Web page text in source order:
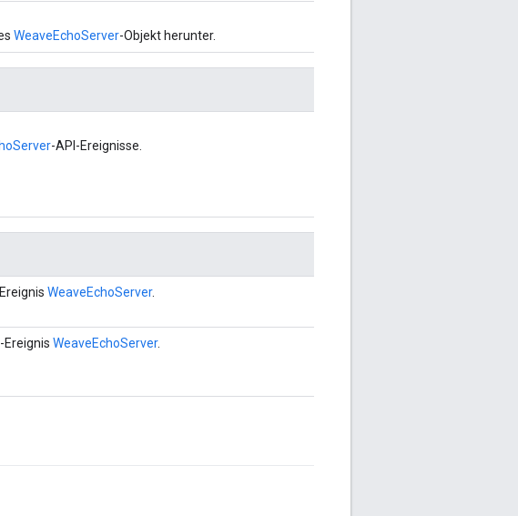
WeaveEchoServer-Objekt herunter.
-API-Ereignisse.
WeaveEchoServer.
WeaveEchoServer.